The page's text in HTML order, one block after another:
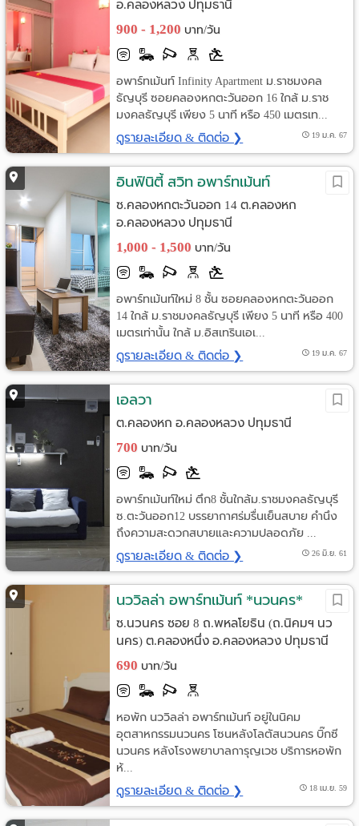
อ.คลองหลวง ปทุมธานี
900 - 1,200 บาท/วัน
อพาร์ทเม้นท์ Infinity Apartment ม.ราชมงคล
ธัญบุรี ซอยคลองหกตะวันออก 16 ใกล้ ม.ราช
มงคลธัญบุรี เพียง 5 นาที หรือ 450 เมตรเท...
ดูรายละเอียด & ติดต่อ ❯ 19 ม.ค. 67
อินฟินิตี้ สวิท อพาร์ทเม้นท์
ซ.คลองหกตะวันออก 14 ต.คลองหก
อ.คลองหลวง ปทุมธานี
1,000 - 1,500 บาท/วัน
อพาร์ทเม้นท์ใหม่ 8 ชั้น ซอยคลองหกตะวันออก
14 ใกล้ ม.ราชมงคลธัญบุรี เพียง 5 นาที หรือ 400
เมตรเท่านั้น ใกล้ ม.อิสเทรินเอเ...
ดูรายละเอียด & ติดต่อ ❯ 19 ม.ค. 67
เอลวา
ต.คลองหก อ.คลองหลวง ปทุมธานี
700 บาท/วัน
อพาร์ทเม้นท์ใหม่ ตึก8 ชั้นใกล้ม.ราชมงคลธัญบุรี
ซ.ตะวันออก12 บรรยากาศร่มรื่นเย็นสบาย คำนึง
ถึงความสะดวกสบายและความปลอดภัย ...
ดูรายละเอียด & ติดต่อ ❯ 26 มิ.ย. 61
นววิลล่า อพาร์ทเม้นท์ *นวนคร*
ซ.นวนคร ซอย 8 ถ.พหลโยธิน (ถ.นิคมฯ นว
นคร) ต.คลองหนึ่ง อ.คลองหลวง ปทุมธานี
690 บาท/วัน
หอพัก นววิลล่า อพาร์ทเม้นท์ อยู่ในนิคม
อุตสาหกรรมนวนคร โซนหลังโลตัสนวนคร บิ๊กซี
นวนคร หลังโรงพยาบาลการุญเวช บริการหอพัก
ห้...
ดูรายละเอียด & ติดต่อ ❯ 18 เม.ย. 59